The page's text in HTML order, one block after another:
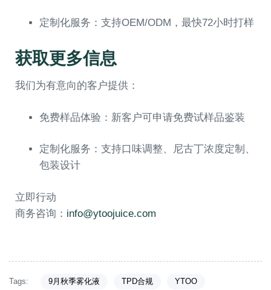
定制化服务：支持OEM/ODM，最快72小时打样
获取更多信息
我们为有意向的客户提供：
免费样品体验：新客户可申请免费试样品鉴装
定制化服务：支持口味调整、尼古丁浓度定制、
包装设计
立即行动
商务咨询： info@ytoojuice.com
Tags: 9月秋季雾化液 TPD合规 YTOO